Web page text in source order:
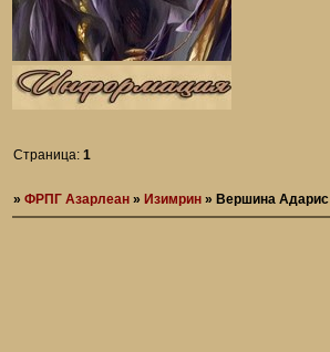
Страница:1
»ФРПГ Азарлеан » Изимрин » Вершина Адарис